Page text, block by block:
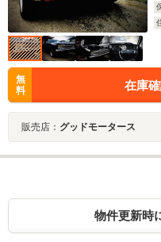
無
料
在庫
販売店： グッドモータース
物件更新時